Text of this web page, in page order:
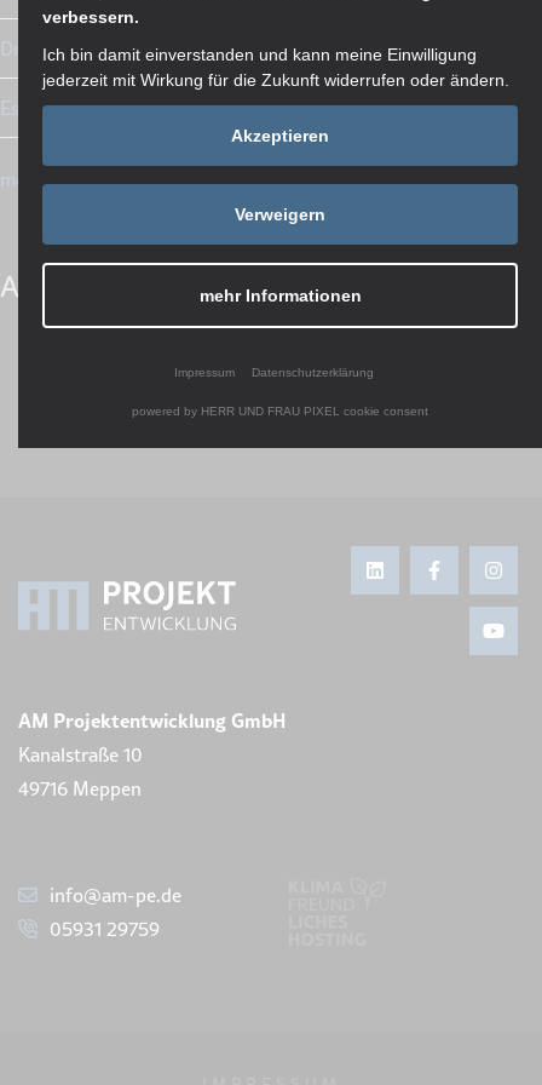
Drohnenflug: Fertig montierte Betonstützen
Es geht voran!
mehr Artikel in der Übersicht
Artikel teilen
AM Projektentwicklung GmbH
Kanalstraße 10
49716 Meppen
info@am-pe.de
05931 29759
verbessern.
Ich bin damit einverstanden und kann meine Einwilligung
jederzeit mit Wirkung für die Zukunft widerrufen oder ändern.
Akzeptieren
Verweigern
mehr Informationen
Impressum Datenschutzerklärung
powered by HERR UND FRAU PIXEL cookie consent